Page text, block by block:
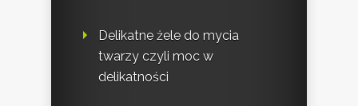
Delikatne żele do mycia
twarzy czyli moc w
delikatności